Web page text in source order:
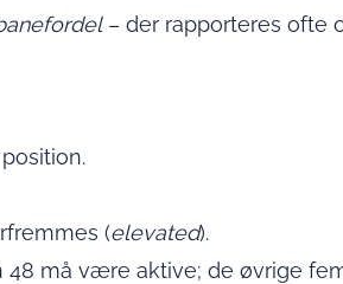
– der rapporteres ofte
(elevated).
48 må være aktive; de øvrige